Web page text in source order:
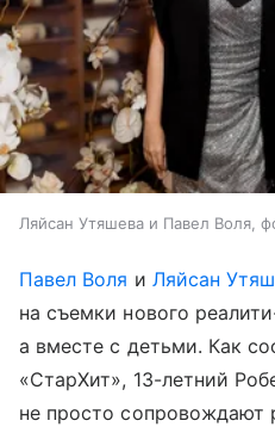
Ляйсан Утяшева и Павел Воля,
Павел Воля и Ляйсан
на съемки нового
а вместе с детьми. Как
«СтарХит», 13-летний
не просто сопровождают